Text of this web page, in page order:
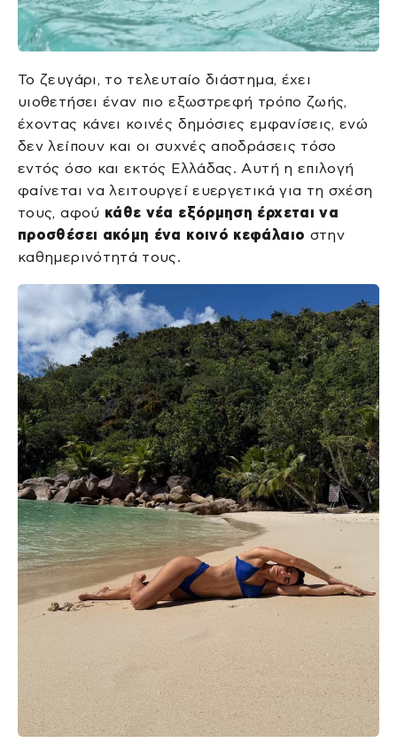
Το ζευγάρι, το τελευταίο διάστημα, έχει
υιοθετήσει έναν πιο εξωστρεφή τρόπο ζωής,
έχοντας κάνει κοινές δημόσιες εμφανίσεις, ενώ
δεν λείπουν και οι συχνές αποδράσεις τόσο
εντός όσο και εκτός Ελλάδας. Αυτή η επιλογή
φαίνεται να λειτουργεί ευεργετικά για τη σχέση
τους, αφού κάθε νέα εξόρμηση έρχεται να
προσθέσει ακόμη ένα κοινό κεφάλαιο στην
καθημερινότητά τους.